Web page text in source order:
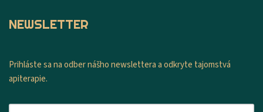
NEWSLETTER
Prihláste sa na odber nášho newslettera a odkryte tajomstvá
apiterapie.